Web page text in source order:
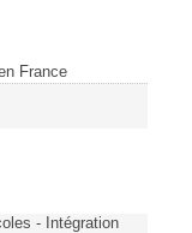
France
- Intégration